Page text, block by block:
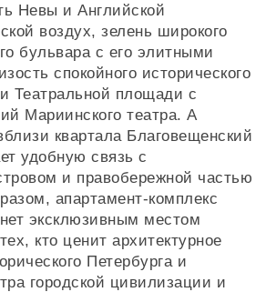
Невы и Английской
воздух, зелень широкого
бульвара с его элитными
спокойного исторического
Театральной площади с
Мариинского театра. А
квартала Благовещенский
удобную связь с
и правобережной частью
апартамент-комплекс
эксклюзивным местом
кто ценит архитектурное
Петербурга и
городской цивилизации и